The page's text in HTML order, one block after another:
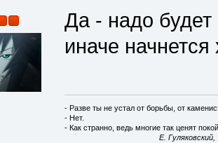
Да - надо будет
иначе начнется
- Разве ты не устал от борьбы, от
- Нет.
- Как странно, ведь многие так ценят
E.